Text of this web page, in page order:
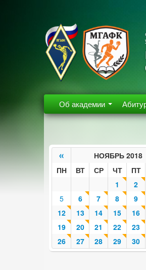
Об академии
« НОЯБРЬ 2018
ПН ВТ СР ЧТ ПТ
1
2
5
6 7 8 9
12
13 14 15 16
19
20 21 22 23
26
27 28 29 30